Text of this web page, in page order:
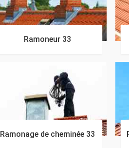
Ramoneur 33
Ramonage de cheminée 33